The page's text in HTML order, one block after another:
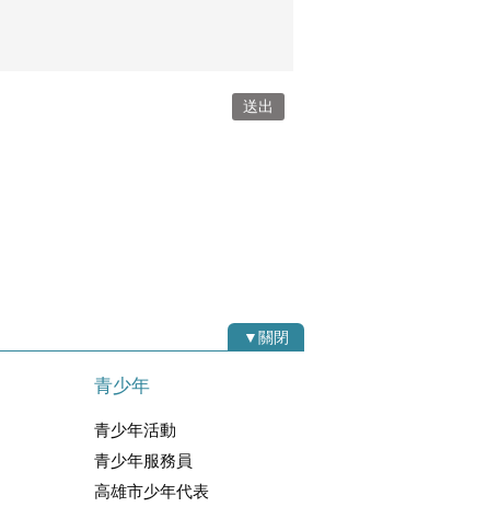
▼關閉
青少年
青少年活動
青少年服務員
高雄市少年代表